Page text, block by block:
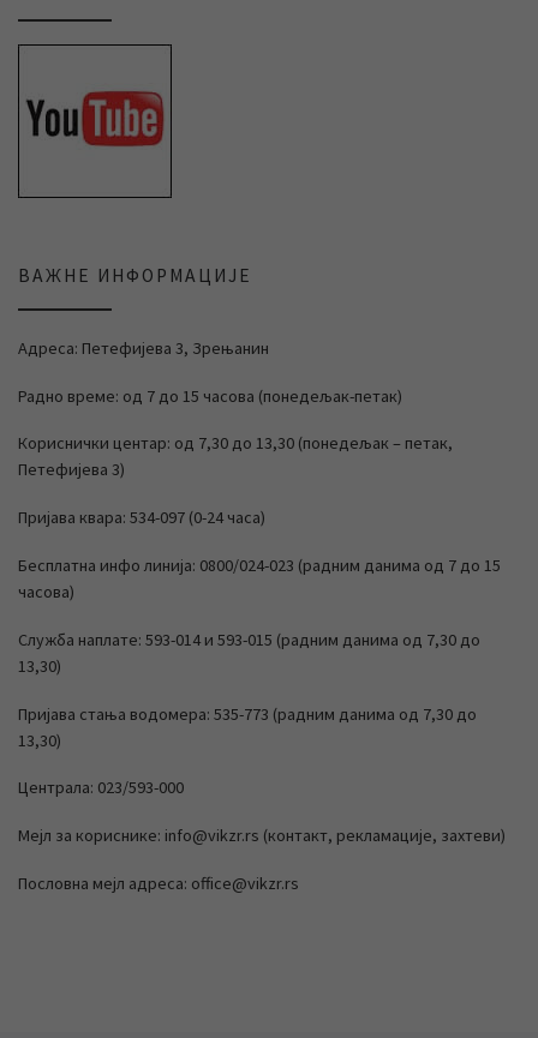
ВАЖНЕ ИНФОРМАЦИЈЕ
Адреса: Петефијева 3, Зрењанин
Радно време: од 7 до 15 часова (понедељак-петак)
Кориснички центар: од 7,30 до 13,30 (понедељак – петак,
Петефијева 3)
Пријава квара: 534-097 (0-24 часа)
Бесплатна инфо линија: 0800/024-023 (радним данима од 7 до 15
часова)
Служба наплате: 593-014 и 593-015 (радним данима од 7,30 до
13,30)
Пријава стања водомера: 535-773 (радним данима од 7,30 до
13,30)
Централа: 023/593-000
Мејл за кориснике: info@vikzr.rs (контакт, рекламације, захтеви)
Пословна мејл адреса: office@vikzr.rs